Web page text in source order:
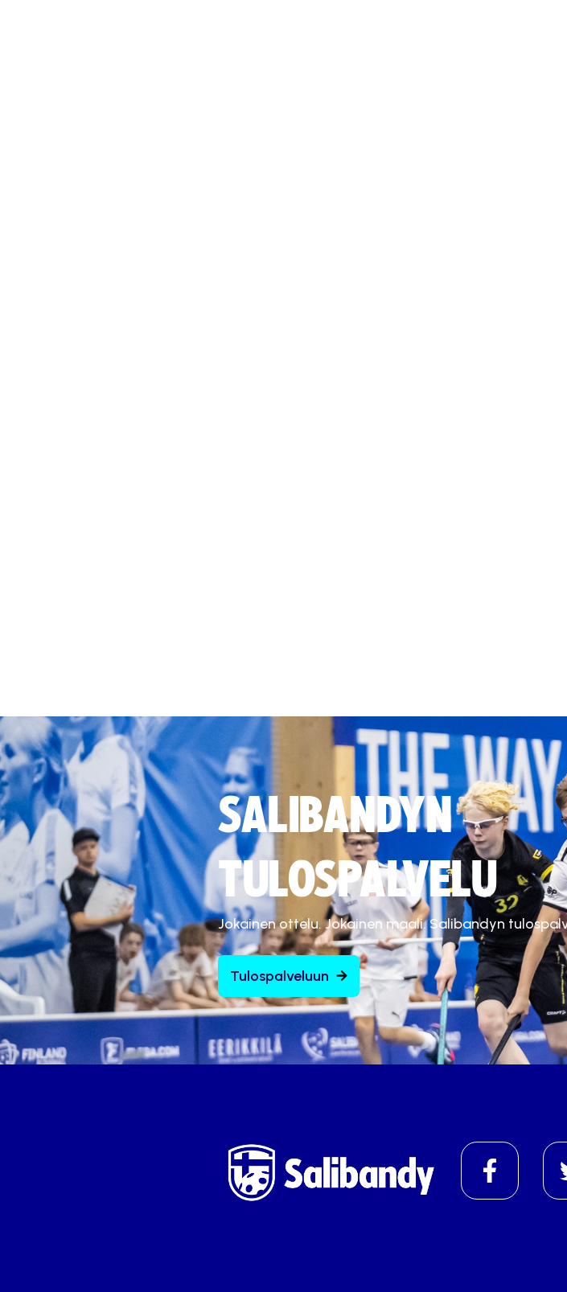
SALIBANDYN
TULOSPALVELU
Jokainen ottelu. Jokainen maali. Salibandyn
Tulospalveluun